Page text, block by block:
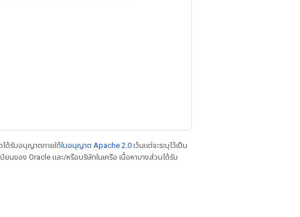
ได้รับอนุญาตภายใต้ใบอนุญาต Apache 2.0 เว้นแต่จะระบุไว้เป็น
ยนของ Oracle และ/หรือบริษัทในเครือ เนื้อหาบางส่วนได้รับ